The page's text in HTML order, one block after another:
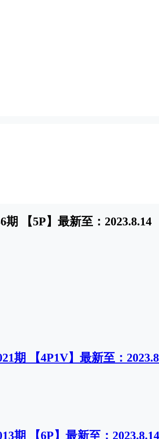
【5P】最新至：2023.8.14
期 【4P1V】最新至：
期 【6P】最新至：2023.8.14